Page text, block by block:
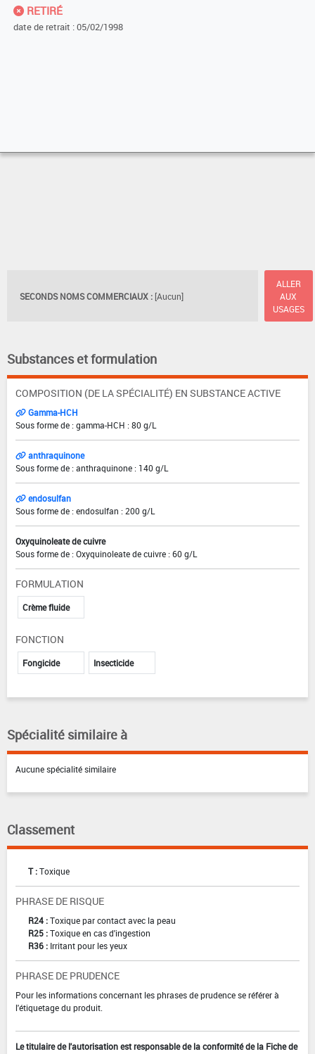
RETIRÉ
date de retrait : 05/02/1998
SECONDS NOMS COMMERCIAUX : [Aucun]
ALLER
AUX
USAGES
Substances et formulation
COMPOSITION (DE LA SPÉCIALITÉ) EN SUBSTANCE ACTIVE
Gamma-HCH
Sous forme de : gamma-HCH : 80 g/L
anthraquinone
Sous forme de : anthraquinone : 140 g/L
endosulfan
Sous forme de : endosulfan : 200 g/L
Oxyquinoleate de cuivre
Sous forme de : Oxyquinoleate de cuivre : 60 g/L
FORMULATION
Crème fluide
FONCTION
Fongicide Insecticide
Spécialité similaire à
Aucune spécialité similaire
Classement
T :Toxique
PHRASE DE RISQUE
R24 :Toxique par contact avec la peau
R25 :Toxique en cas d'ingestion
R36 : Irritant pour les yeux
PHRASE DE PRUDENCE
Pour les informations concernant les phrases de prudence se référer à
l'étiquetage du produit.
Le titulaire de l'autorisation est responsable de la conformité de la Fiche de